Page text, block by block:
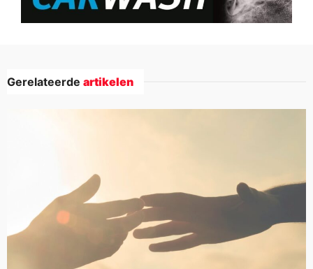
Gerelateerde artikelen